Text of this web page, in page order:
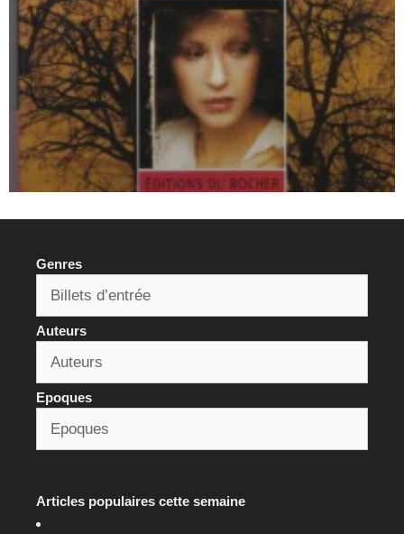
Genres
Auteurs
Epoques
Articles populaires cette semaine